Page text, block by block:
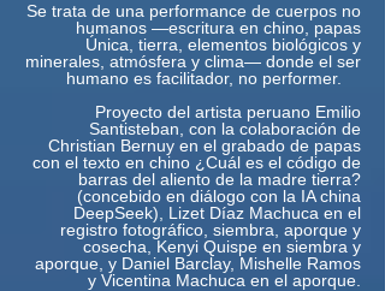
Se trata de una performance de cuerpos no
humanos —escritura en chino, papas
Única, tierra, elementos biológicos y
minerales, atmósfera y clima— donde el ser
humano es facilitador, no performer.
Proyecto del artista peruano Emilio
Santisteban, con la colaboración de
Christian Bernuy en el grabado de papas
con el texto en chino ¿Cuál es el código de
barras del aliento de la madre tierra?
(concebido en diálogo con la IA china
DeepSeek), Lizet Díaz Machuca en el
registro fotográfico, siembra, aporque y
cosecha, Kenyi Quispe en siembra y
aporque, y Daniel Barclay, Mishelle Ramos
y Vicentina Machuca en el aporque.